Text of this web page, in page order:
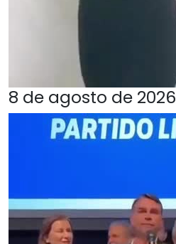
8 de agosto de 2026